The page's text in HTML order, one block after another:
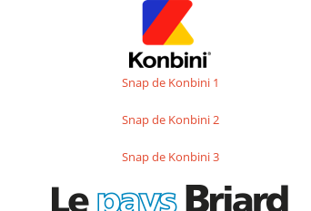
Snap de Konbini 1
Snap de Konbini 2
Snap de Konbini 3